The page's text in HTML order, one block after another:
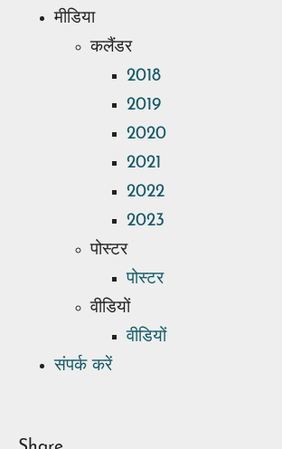
मीडिया
कलैंडर
2018
2019
2020
2021
2022
2023
पोस्टर
पोस्टर
वीडियों
वीडियों
संपर्क करें